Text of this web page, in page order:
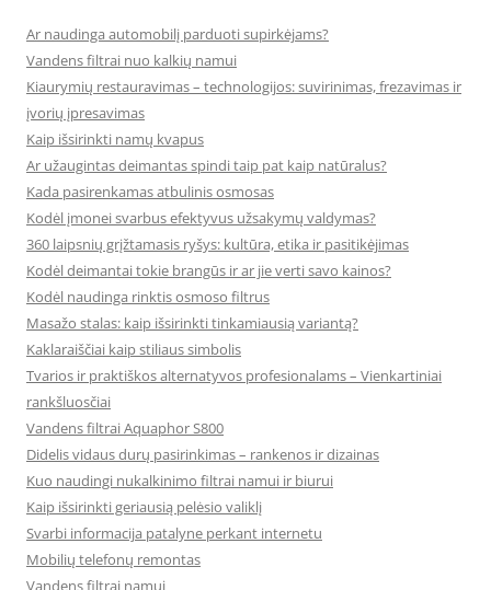
Ar naudinga automobilį parduoti supirkėjams?
Vandens filtrai nuo kalkių namui
Kiaurymių restauravimas – technologijos: suvirinimas, frezavimas ir
įvorių įpresavimas
Kaip išsirinkti namų kvapus
Ar užaugintas deimantas spindi taip pat kaip natūralus?
Kada pasirenkamas atbulinis osmosas
Kodėl įmonei svarbus efektyvus užsakymų valdymas?
360 laipsnių grįžtamasis ryšys: kultūra, etika ir pasitikėjimas
Kodėl deimantai tokie brangūs ir ar jie verti savo kainos?
Kodėl naudinga rinktis osmoso filtrus
Masažo stalas: kaip išsirinkti tinkamiausią variantą?
Kaklaraiščiai kaip stiliaus simbolis
Tvarios ir praktiškos alternatyvos profesionalams – Vienkartiniai
rankšluosčiai
Vandens filtrai Aquaphor S800
Didelis vidaus durų pasirinkimas – rankenos ir dizainas
Kuo naudingi nukalkinimo filtrai namui ir biurui
Kaip išsirinkti geriausią pelėsio valiklį
Svarbi informacija patalyne perkant internetu
Mobilių telefonų remontas
Vandens filtrai namui